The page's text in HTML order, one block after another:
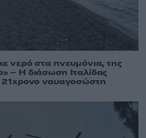
νερό στα πνευμόνια, της
– Η διάσωση Ιταλίδας
21χρονο ναυαγοσώστη